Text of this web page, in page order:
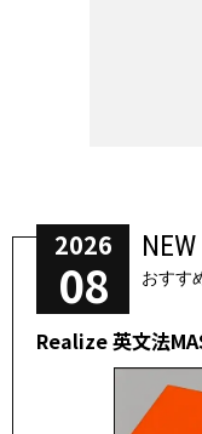
2026
08 おすす
Realize 英文法